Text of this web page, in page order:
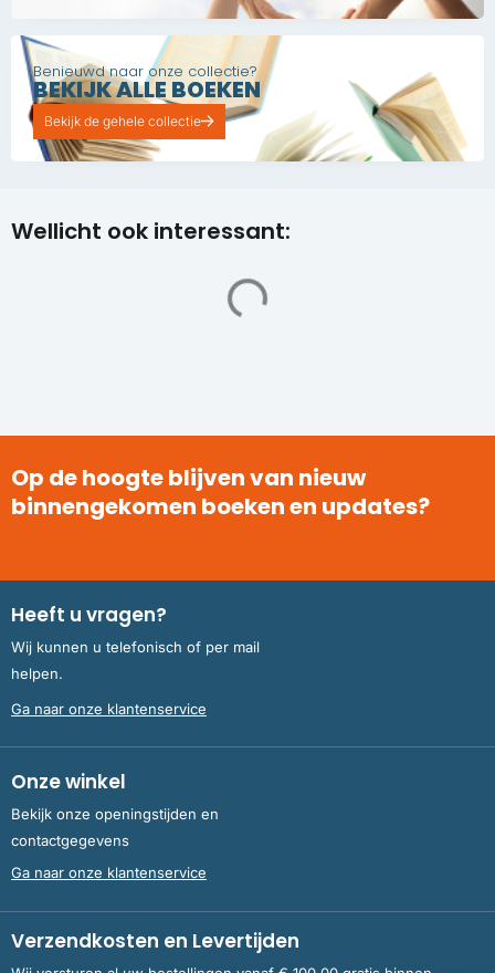
Benieuwd naar onze collectie?
BEKIJK ALLE BOEKEN
Bekijk de gehele collectie
Wellicht ook interessant:
Op de hoogte blijven van nieuw
binnengekomen boeken en updates?
Heeft u vragen?
Wij kunnen u telefonisch of per mail
helpen.
Ga naar onze klantenservice
Onze winkel
Bekijk onze openingstijden en
contactgegevens
Ga naar onze klantenservice
Verzendkosten en Levertijden